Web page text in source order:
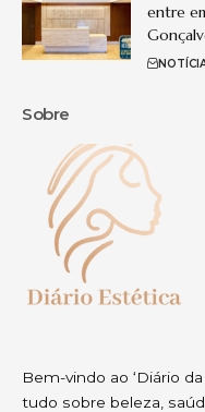
entre
Sobre
Bem-vindo ao ‘Diário
tudo sobre beleza,